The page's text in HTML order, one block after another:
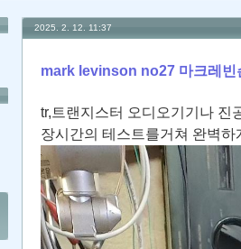
2025. 2. 12. 11:37
mark levinson no27 마크레빈
tr,트랜지스터 오디오기기나 진
장시간의 테스트를거쳐 완벽